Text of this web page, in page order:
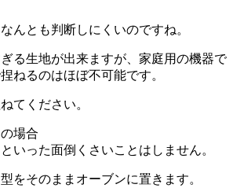
んとも判断しにくいのですね。
る生地が出来ますが、家庭用の機器で
ねるのはほぼ不可能です。
てください。
場合
いった面倒くさいことはしません。
をそのままオーブンに置きます。